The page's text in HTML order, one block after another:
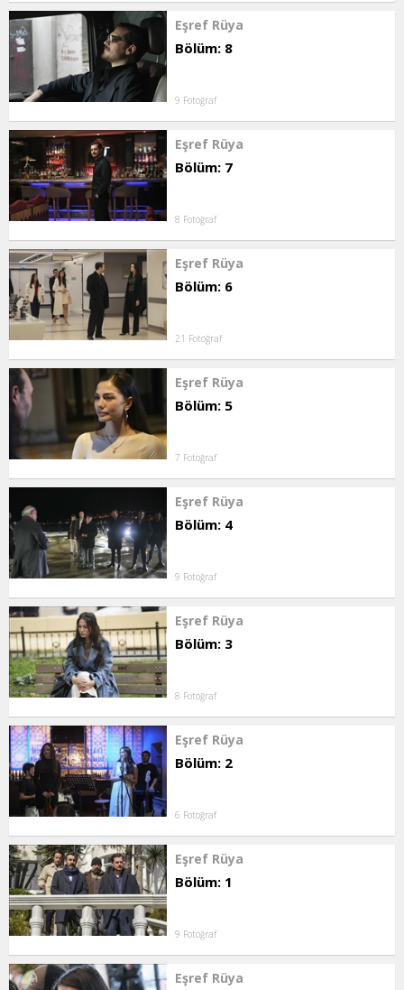
Eşref Rüya
Bölüm: 8
9 Fotoğraf
Eşref Rüya
Bölüm: 7
8 Fotoğraf
Eşref Rüya
Bölüm: 6
21 Fotoğraf
Eşref Rüya
Bölüm: 5
7 Fotoğraf
Eşref Rüya
Bölüm: 4
9 Fotoğraf
Eşref Rüya
Bölüm: 3
8 Fotoğraf
Eşref Rüya
Bölüm: 2
6 Fotoğraf
Eşref Rüya
Bölüm: 1
9 Fotoğraf
Eşref Rüya